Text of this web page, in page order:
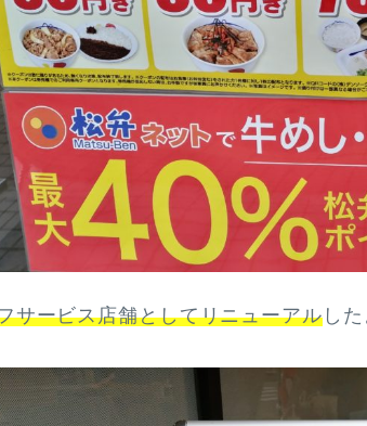
サービス店舗としてリニューアルした